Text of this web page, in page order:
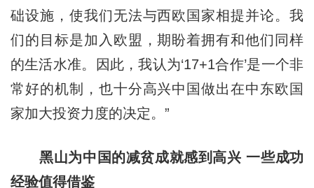
础设施，使我们无法与西欧国家相提并论。我
们的目标是加入欧盟，期盼着拥有和他们同样
的生活水准。因此，我认为‘17+1合作’是一个非
常好的机制，也十分高兴中国做出在中东欧国
家加大投资力度的决定。”
黑山为中国的减贫成就感到高兴 一些成功
经验值得借鉴